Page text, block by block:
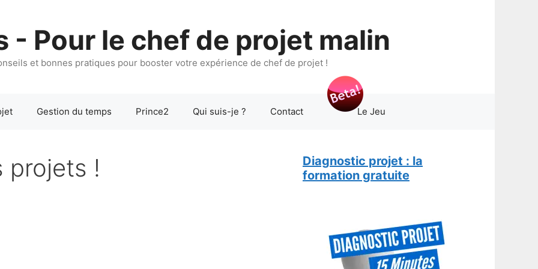
- Pour le chef de projet malin
et bonnes pratiques pour booster votre expérience de chef de projet !
Gestion du temps Prince2 Qui suis-je ? Contact Le Jeu
projets !
Diagnostic projet : la
formation gratuite